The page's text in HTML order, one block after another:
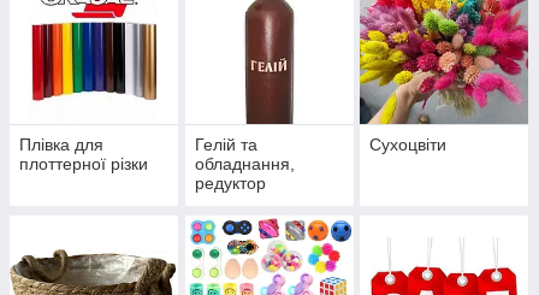
Плівка для
плоттерної різки
Гелій та
обладнання,
редуктор
Сухоцвіти